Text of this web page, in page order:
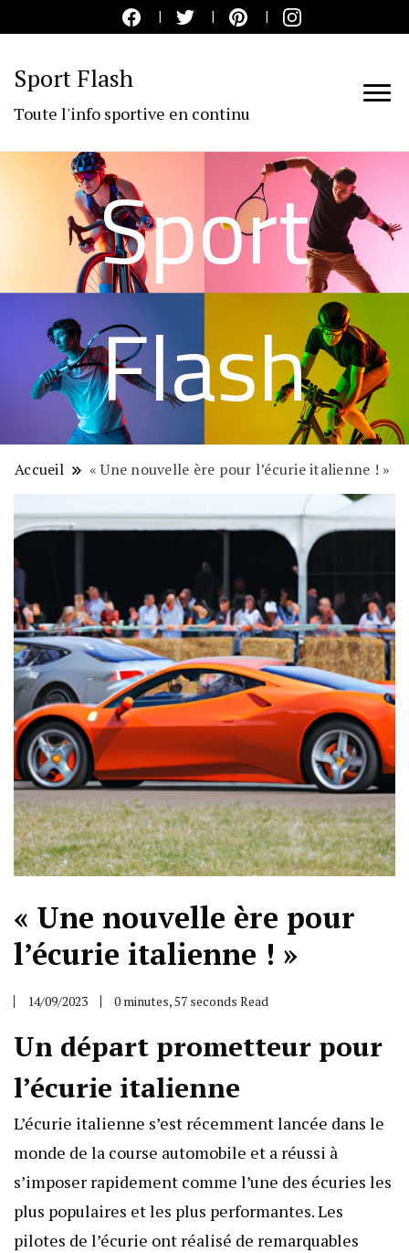
Sport Flash
Toute l'info sportive en continu
Sport
Flash
Accueil « Une nouvelle ère pour l’écurie italienne ! »
« Une nouvelle ère pour
l’écurie italienne ! »
14/09/2023 0 minutes, 57 seconds Read
Un départ prometteur pour
l’écurie italienne
L’écurie italienne s’est récemment lancée dans le
monde de la course automobile et a réussi à
s’imposer rapidement comme l’une des écuries les
plus populaires et les plus performantes. Les
pilotes de l’écurie ont réalisé de remarquables